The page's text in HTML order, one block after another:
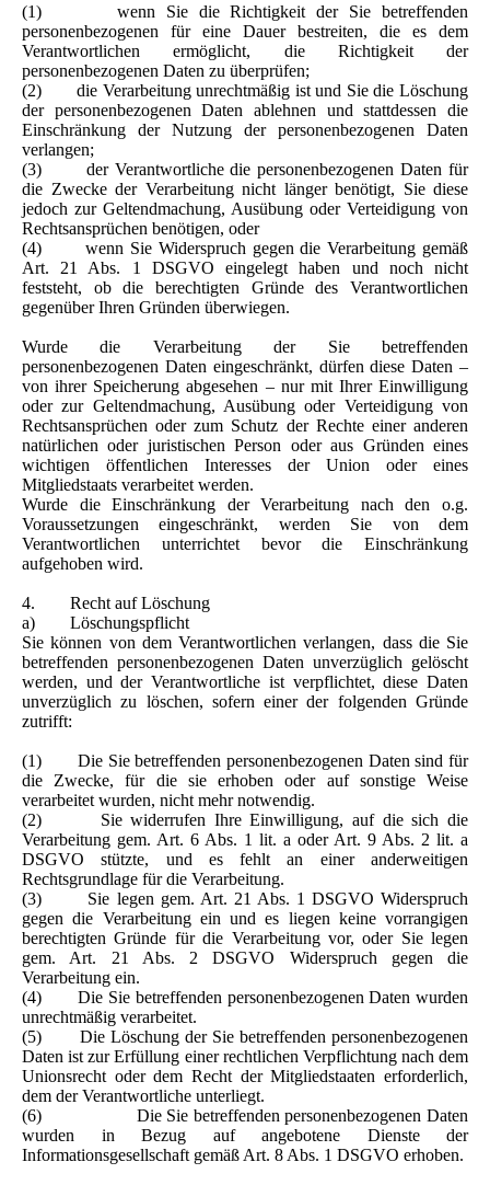
(1) wenn Sie die Richtigkeit der Sie betreffenden
personenbezogenen für eine Dauer bestreiten, die es dem
Verantwortlichen ermöglicht, die Richtigkeit der
personenbezogenen Daten zu überprüfen;
(2) die Verarbeitung unrechtmäßig ist und Sie die Löschung
der personenbezogenen Daten ablehnen und stattdessen die
Einschränkung der Nutzung der personenbezogenen Daten
verlangen;
(3) der Verantwortliche die personenbezogenen Daten für
die Zwecke der Verarbeitung nicht länger benötigt, Sie diese
jedoch zur Geltendmachung, Ausübung oder Verteidigung von
Rechtsansprüchen benötigen, oder
(4) wenn Sie Widerspruch gegen die Verarbeitung gemäß
Art. 21 Abs. 1 DSGVO eingelegt haben und noch nicht
feststeht, ob die berechtigten Gründe des Verantwortlichen
gegenüber Ihren Gründen überwiegen.
Wurde die Verarbeitung der Sie betreffenden
personenbezogenen Daten eingeschränkt, dürfen diese Daten –
von ihrer Speicherung abgesehen – nur mit Ihrer Einwilligung
oder zur Geltendmachung, Ausübung oder Verteidigung von
Rechtsansprüchen oder zum Schutz der Rechte einer anderen
natürlichen oder juristischen Person oder aus Gründen eines
wichtigen öffentlichen Interesses der Union oder eines
Mitgliedstaats verarbeitet werden.
Wurde die Einschränkung der Verarbeitung nach den o.g.
Voraussetzungen eingeschränkt, werden Sie von dem
Verantwortlichen unterrichtet bevor die Einschränkung
aufgehoben wird.
4. Recht auf Löschung
a) Löschungspflicht
Sie können von dem Verantwortlichen verlangen, dass die Sie
betreffenden personenbezogenen Daten unverzüglich gelöscht
werden, und der Verantwortliche ist verpflichtet, diese Daten
unverzüglich zu löschen, sofern einer der folgenden Gründe
zutrifft:
(1) Die Sie betreffenden personenbezogenen Daten sind für
die Zwecke, für die sie erhoben oder auf sonstige Weise
verarbeitet wurden, nicht mehr notwendig.
(2) Sie widerrufen Ihre Einwilligung, auf die sich die
Verarbeitung gem. Art. 6 Abs. 1 lit. a oder Art. 9 Abs. 2 lit. a
DSGVO stützte, und es fehlt an einer anderweitigen
Rechtsgrundlage für die Verarbeitung.
(3) Sie legen gem. Art. 21 Abs. 1 DSGVO Widerspruch
gegen die Verarbeitung ein und es liegen keine vorrangigen
berechtigten Gründe für die Verarbeitung vor, oder Sie legen
gem. Art. 21 Abs. 2 DSGVO Widerspruch gegen die
Verarbeitung ein.
(4) Die Sie betreffenden personenbezogenen Daten wurden
unrechtmäßig verarbeitet.
(5) Die Löschung der Sie betreffenden personenbezogenen
Daten ist zur Erfüllung einer rechtlichen Verpflichtung nach dem
Unionsrecht oder dem Recht der Mitgliedstaaten erforderlich,
dem der Verantwortliche unterliegt.
(6) Die Sie betreffenden personenbezogenen Daten
wurden in Bezug auf angebotene Dienste der
Informationsgesellschaft gemäß Art. 8 Abs. 1 DSGVO erhoben.